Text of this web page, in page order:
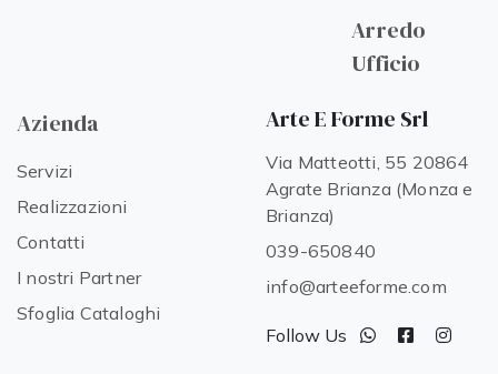
Arredo
Ufficio
Azienda
Servizi
Realizzazioni
Contatti
I nostri Partner
Sfoglia Cataloghi
Arte E Forme Srl
Via Matteotti, 55 20864
Agrate Brianza (Monza e
Brianza)
039-650840
info@arteeforme.com
Follow Us